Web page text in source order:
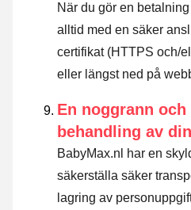
När du gör en
alltid med en säker
certifikat (HTTPS och/
eller längst ned på
En noggrann och
behandling av
BabyMax.nl har en
säkerställa säker
lagring av